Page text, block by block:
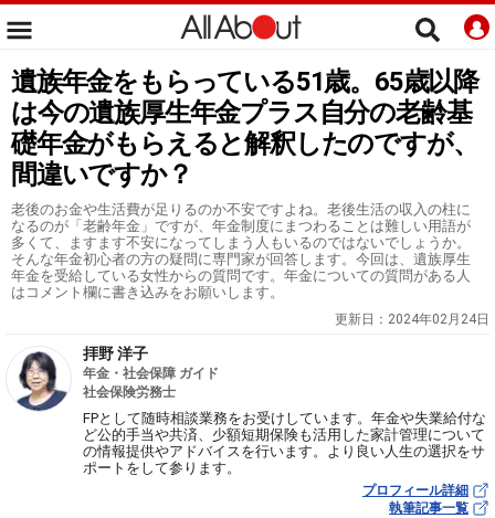
遺族年金をもらっている51歳。65歳以降
は今の遺族厚生年金プラス自分の老齢基
礎年金がもらえると解釈したのですが、
間違いですか？
老後のお金や生活費が足りるのか不安ですよね。老後生活の収入の柱に
なるのが「老齢年金」ですが、年金制度にまつわることは難しい用語が
多くて、ますます不安になってしまう人もいるのではないでしょうか。
そんな年金初心者の方の疑問に専門家が回答します。今回は、遺族厚生
年金を受給している女性からの質問です。年金についての質問がある人
はコメント欄に書き込みをお願いします。
更新日： 2024年02月24日
拝野 洋子
年金・社会保障 ガイド
社会保険労務士
FPとして随時相談業務をお受けしています。年金や失業給付な
ど公的手当や共済、少額短期保険も活用した家計管理について
の情報提供やアドバイスを行います。より良い人生の選択をサ
ポートをして参ります。
プロフィール詳細
執筆記事一覧